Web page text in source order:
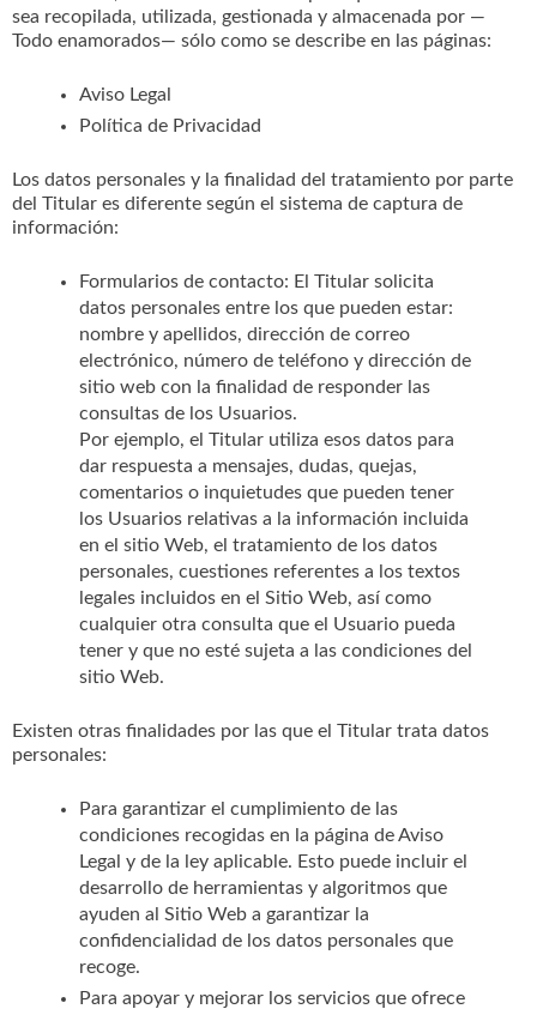
sea recopilada, utilizada, gestionada y almacenada por —
Todo enamorados— sólo como se describe en las páginas:
Aviso Legal
Política de Privacidad
Los datos personales y la finalidad del tratamiento por parte
del Titular es diferente según el sistema de captura de
información:
Formularios de contacto: El Titular solicita
datos personales entre los que pueden estar:
nombre y apellidos, dirección de correo
electrónico, número de teléfono y dirección de
sitio web con la finalidad de responder las
consultas de los Usuarios.
Por ejemplo, el Titular utiliza esos datos para
dar respuesta a mensajes, dudas, quejas,
comentarios o inquietudes que pueden tener
los Usuarios relativas a la información incluida
en el sitio Web, el tratamiento de los datos
personales, cuestiones referentes a los textos
legales incluidos en el Sitio Web, así como
cualquier otra consulta que el Usuario pueda
tener y que no esté sujeta a las condiciones del
sitio Web.
Existen otras finalidades por las que el Titular trata datos
personales:
Para garantizar el cumplimiento de las
condiciones recogidas en la página de Aviso
Legal y de la ley aplicable. Esto puede incluir el
desarrollo de herramientas y algoritmos que
ayuden al Sitio Web a garantizar la
confidencialidad de los datos personales que
recoge.
Para apoyar y mejorar los servicios que ofrece